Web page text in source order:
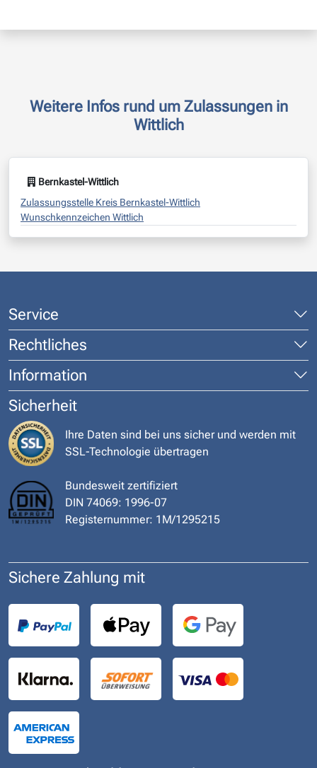
Weitere Infos rund um Zulassungen in
Wittlich
Bernkastel-Wittlich
Zulassungsstelle Kreis Bernkastel-Wittlich
Wunschkennzeichen Wittlich
Service
Rechtliches
Information
Sicherheit
Ihre Daten sind bei uns sicher und werden mit
SSL-Technologie übertragen
Bundesweit zertifiziert
DIN 74069: 1996-07
Registernummer: 1M/1295215
Sichere Zahlung mit